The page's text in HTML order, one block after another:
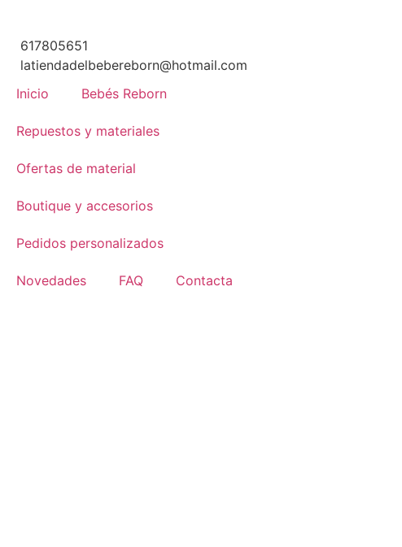
617805651
latiendadelbebereborn@hotmail.com
Inicio
Bebés Reborn
Repuestos y materiales
Ofertas de material
Boutique y accesorios
Pedidos personalizados
Novedades FAQ Contacta